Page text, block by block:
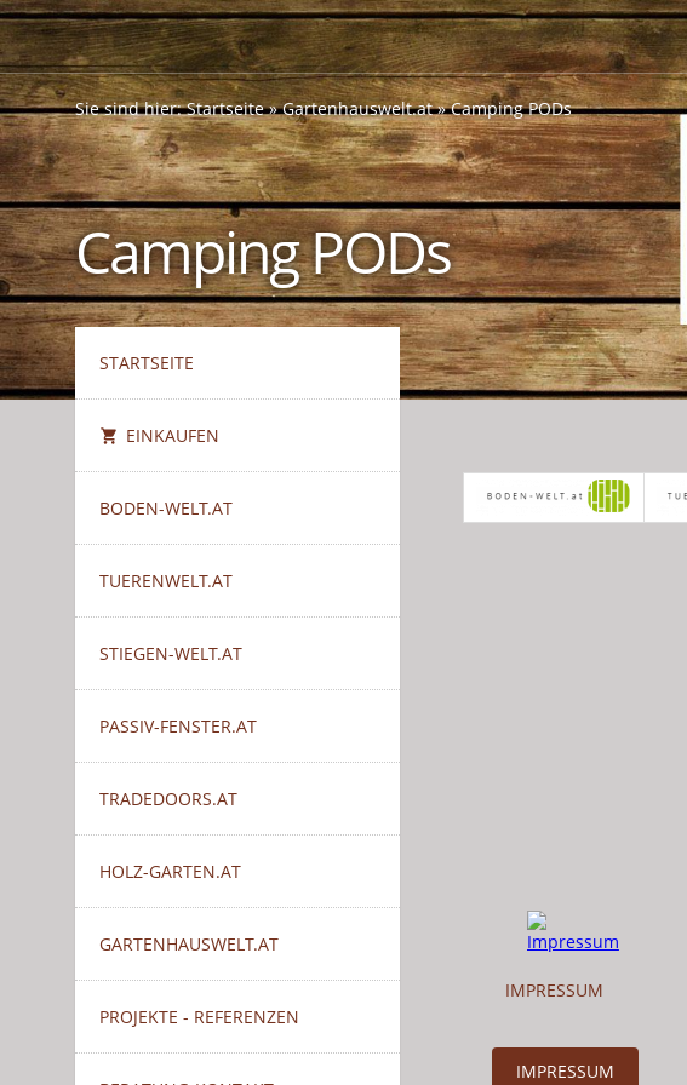
Sie sind hier:Startseite»Gartenhauswelt.at»Camping PODs
Camping PODs
STARTSEITE
EINKAUFEN
BODEN-WELT.AT
TUERENWELT.AT
STIEGEN-WELT.AT
PASSIV-FENSTER.AT
TRADEDOORS.AT
HOLZ-GARTEN.AT
GARTENHAUSWELT.AT
PROJEKTE - REFERENZEN
IMPRESSUM
IMPRESSUM